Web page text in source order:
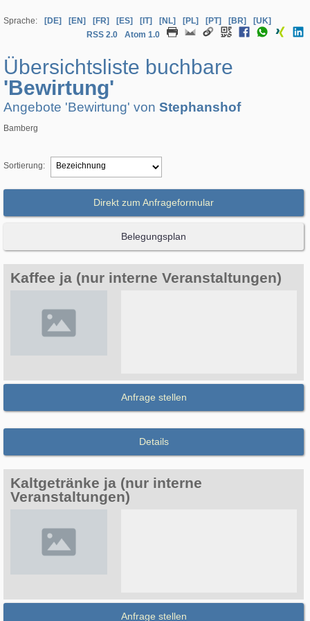
Sprache: [DE] [EN] [FR] [ES] [IT] [NL] [PL] [PT] [BR]
[UK]
RSS 2.0
Atom 1.0
Übersichtsliste buchbare
'Bewirtung'
Angebote 'Bewirtung' von Stephanshof
Bamberg
Sortierung:
Direkt zum Anfrageformular
Belegungsplan
Kaffee ja (nur interne Veranstaltungen)
Anfrage stellen
Details
Kaltgetränke ja (nur interne
Veranstaltungen)
Anfrage stellen